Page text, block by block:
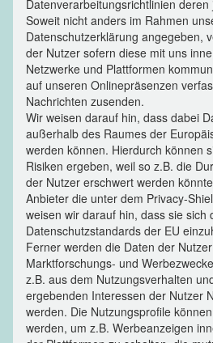
Datenverarbeitungsrichtlinien deren
Soweit nicht anders im Rahmen
Datenschutzerklärung angegeben,
der Nutzer sofern diese mit uns
Netzwerke und Plattformen
auf unseren Onlinepräsenzen
Nachrichten zusenden.
Wir weisen darauf hin, dass dabei
außerhalb des Raumes der
werden können. Hierdurch können
Risiken ergeben, weil so z.B. die
der Nutzer erschwert werden
Anbieter die unter dem Privacy-
weisen wir darauf hin, dass sie sich
Datenschutzstandards der EU
Ferner werden die Daten der
Marktforschungs- und
z.B. aus dem Nutzungsverhalten
ergebenden Interessen der Nutzer
werden. Die Nutzungsprofile
werden, um z.B. Werbeanzeigen